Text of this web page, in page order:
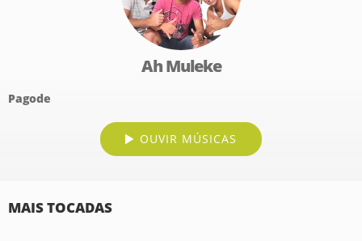
Ah Muleke
Pagode
OUVIR MÚSICAS
MAIS TOCADAS